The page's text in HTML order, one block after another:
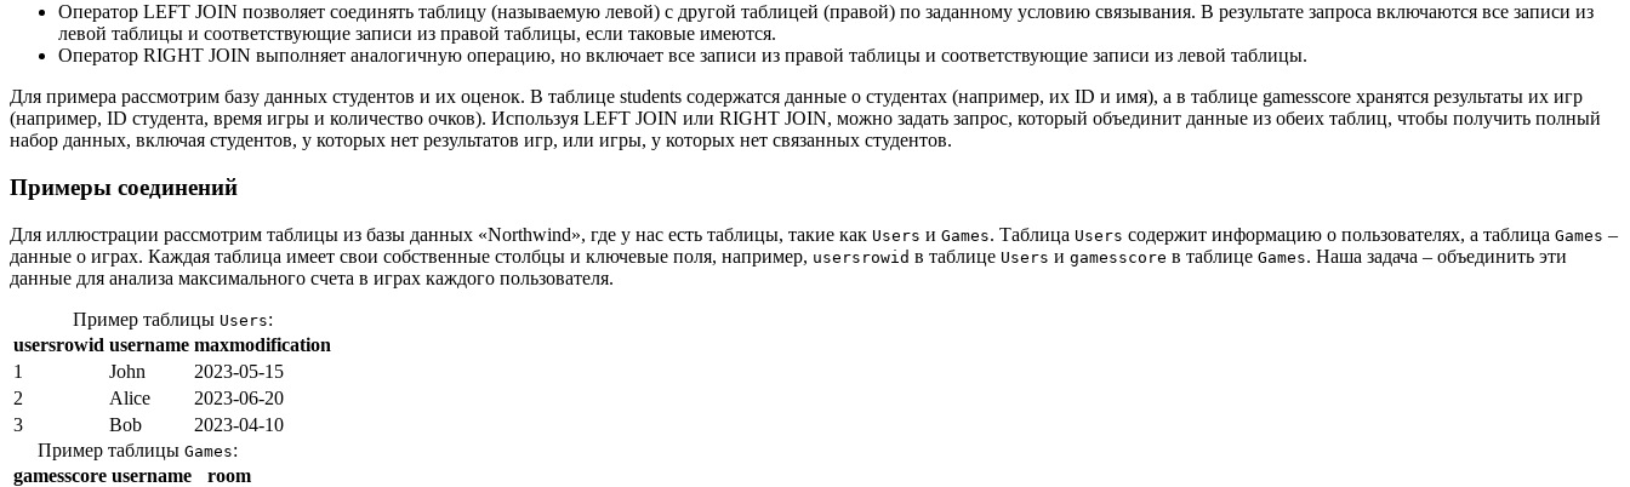
Оператор LEFT JOIN позволяет соединять таблицу (называемую левой) с другой таблицей (правой) по заданному условию связывания. В результате запроса включаются все записи из
левой таблицы и соответствующие записи из правой таблицы, если таковые имеются.
Оператор RIGHT JOIN выполняет аналогичную операцию, но включает все записи из правой таблицы и соответствующие записи из левой таблицы.
Для примера рассмотрим базу данных студентов и их оценок. В таблице students содержатся данные о студентах (например, их ID и имя), а в таблице gamesscore хранятся результаты их игр
(например, ID студента, время игры и количество очков). Используя LEFT JOIN или RIGHT JOIN, можно задать запрос, который объединит данные из обеих таблиц, чтобы получить полный
набор данных, включая студентов, у которых нет результатов игр, или игры, у которых нет связанных студентов.
Примеры соединений
Для иллюстрации рассмотрим таблицы из базы данных «Northwind», где у нас есть таблицы, такие как Users и Games. Таблица Users содержит информацию о пользователях, а таблица Games –
данные о играх. Каждая таблица имеет свои собственные столбцы и ключевые поля, например, usersrowid в таблице Users и gamesscore в таблице Games. Наша задача – объединить эти
данные для анализа максимального счета в играх каждого пользователя.
Пример таблицы Users:
usersrowid username maxmodification
1
John
2023-05-15
2
Alice
2023-06-20
3
Bob
2023-04-10
Пример таблицы Games:
gamesscore username
room